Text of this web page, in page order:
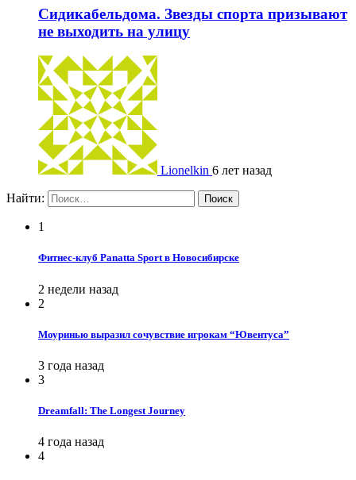
Сидикабельдома. Звезды спорта призывают
не выходить на улицу
Lionelkin 6 лет назад
Найти:
1
Фитнес-клуб Panatta Sport в Новосибирске
2 недели назад
2
Моуринью выразил сочувствие игрокам “Ювентуса”
3 года назад
3
Dreamfall: The Longest Journey
4 года назад
4